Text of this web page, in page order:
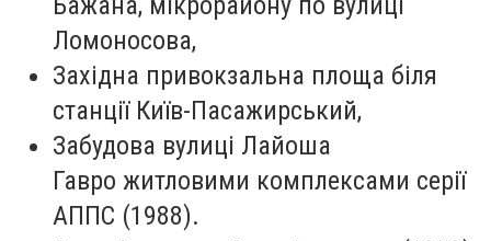
Ломоносова,
Західна привокзальна площа біля
станції Київ-Пасажирський,
Забудова вулиці Лайоша
Гавро житловими комплексами серії
АППС (1988).